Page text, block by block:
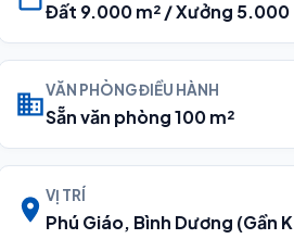
Đất 9.000 m² / Xưởng 5.000
VĂN PHÒNG ĐIỀU HÀNH
Sẵn văn phòng 100 m²
VỊ TRÍ
Phú Giáo, Bình Dương (Gần